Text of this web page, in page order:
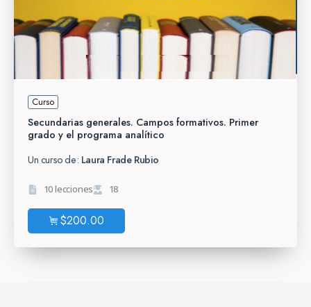
Curso
Secundarias generales. Campos formativos. Primer
grado y el programa analítico
Un curso de: Laura Frade Rubio
10 lecciones 18
$200.00